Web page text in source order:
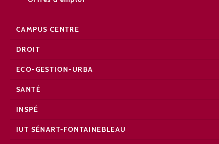
CAMPUS CENTRE
DROIT
ECO-GESTION-URBA
SANTÉ
INSPÉ
IUT SÉNART-FONTAINEBLEAU